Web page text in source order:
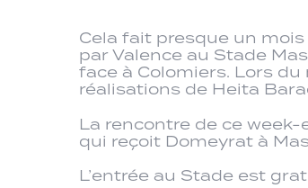
Cela fait presque un
par Valence au Stade
face à Colomiers. Lors
réalisations de Heita
La rencontre de ce
qui reçoit Domeyrat à
L’entrée au Stade est